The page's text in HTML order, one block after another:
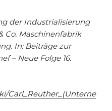
der Industrialisierung
Co. Maschinenfabrik
In: Beiträge zur
– Neue Folge 16.
Carl_Reuther_(Unterne